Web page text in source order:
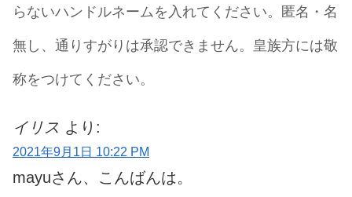
らないハンドルネームを入れてください。匿名・名
無し、通りすがりは承認できません。皇族方には敬
称をつけてください。
イリス より:
2021年9月1日 10:22 PM
mayuさん、こんばんは。